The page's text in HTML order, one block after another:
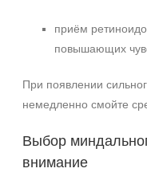
приём
повышающих
При появлении
немедленно смойте
Выбор
внимание